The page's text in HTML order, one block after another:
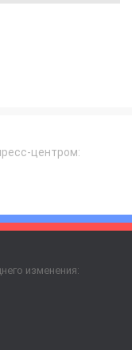
центром:
изменения: